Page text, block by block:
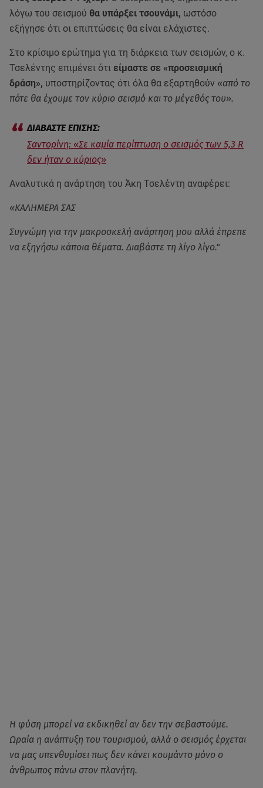
λόγω του σεισμού θα υπάρξει τσουνάμι, ωστόσο
εξήγησε ότι οι επιπτώσεις θα είναι ελάχιστες.
Στο κρίσιμο ερώτημα για τη διάρκεια των σεισμών, ο κ.
Τσελέντης επιμένει ότι είμαστε σε «προσεισμική
δράση», υποστηρίζοντας ότι όλα θα εξαρτηθούν «από το
πότε θα έχουμε τον κύριο σεισμό και το μέγεθός του».
Σαντορίνη: «Σε καμία περίπτωση ο σεισμός των 5,3 R
δεν ήταν ο κύριος»
Αναλυτικά η ανάρτηση του Άκη Τσελέντη αναφέρει:
«ΚΑΛΗΜΕΡΑ ΣΑΣ
Συγνώμη για την μακροσκελή ανάρτηση μου αλλά έπρεπε
να εξηγήσω κάποια θέματα. Διαβάστε τη λίγο λίγο."
Η φύση μπορεί να εκδικηθεί αν δεν την σεβαστούμε.
Ωραία η ανάπτυξη του τουρισμού, αλλά ο σεισμός έρχεται
να μας υπενθυμίσει πως δεν κάνει κουμάντο μόνο ο
άνθρωπος πάνω στον πλανήτη.